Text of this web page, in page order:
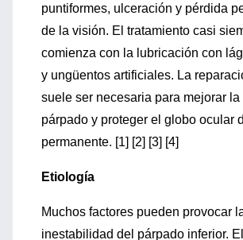
puntiformes, ulceración y pérdida
de la visión. El tratamiento casi
comienza con la lubricación con
y ungüentos artificiales. La
suele ser necesaria para mejorar la
párpado y proteger el globo ocular
permanente. [1] [2] [3] [4]
Etiología
Muchos factores pueden provocar
inestabilidad del párpado inferior.